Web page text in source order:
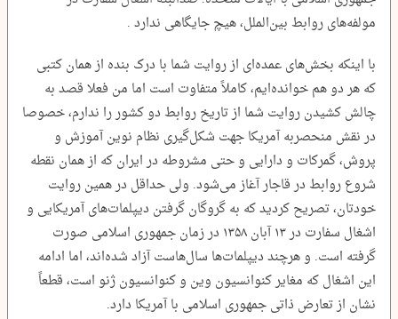
مولفه‌های روابط بین‌الملل، هیچ جایگاهی ندارد .
با اینکه بخش‌های عمده‌ای از روایت شما با درک بنده از همان کتبی
که هر دو هم خوانده‌ایم، کاملاً متفاوت است اما من فعلا قصد به
چالش کشیدن روایت شما از تاریخ روابط دو کشور را ندارم، خصوصا
در نقش منحصربه آمریکا جهت شکل‌گیری نظام نوین آموزش و
پروش، گمرکات و دارایی و حتی مشروطه در ایران که از همان نقطه
شروع روابط در قاجار آغاز می‌شود. ولی حداقل در همین روایت
خودتان، تصریح کردید که به گروگان گرفتن دیپلمات‌های آمریکایی و
اشغال سفارت در ۱۳ آبان ۱۳۵۸ در زمان جمهوری اسلامی صورت
گرفته است. و هرچند دیپلمات‌ها سال‌هاست آزاد شده‌اند، اما ادامه
این اشغال که مغایر کنوانسیون وین و کنوانسیون ژنو است، قطعاً
نشان از تعارض ذاتی جمهوری اسلامی با آمریکا دارد.